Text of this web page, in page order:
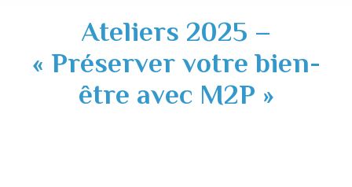
Ateliers 2025 –
« Préserver votre bien-
être avec M2P »